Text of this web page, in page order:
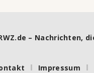
– Nachrichten,
Impressum